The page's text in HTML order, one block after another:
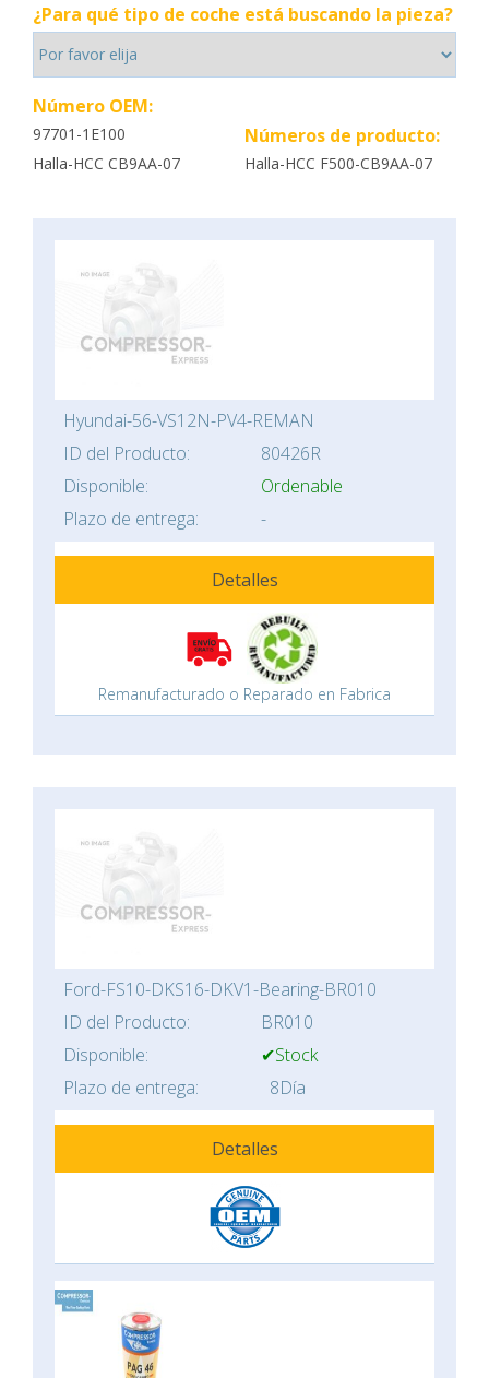
¿Para qué tipo de coche está buscando la pieza?
Número OEM:
97701-1E100 Números de producto:
Halla-HCC CB9AA-07 Halla-HCC F500-CB9AA-07
Hyundai-56-VS12N-PV4-REMAN
ID del Producto:
80426R
Disponible:
Ordenable
Plazo de entrega:
-
Detalles
Remanufacturado o Reparado en Fabrica
Ford-FS10-DKS16-DKV1-Bearing-BR010
ID del Producto:
BR010
Disponible:
✔Stock
Plazo de entrega:
8Día
Detalles